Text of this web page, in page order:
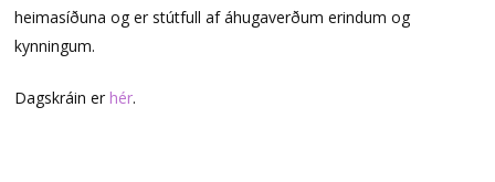
heimasíðuna og er stútfull af áhugaverðum erindum og
kynningum.
Dagskráin erhér.